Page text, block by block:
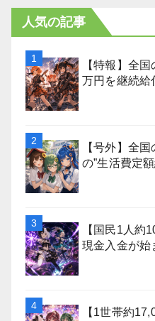
人気の記事
【特報】全
万円を継続給
【号外】全
の”生活費定
【国民1人約
現金入金が始
【1世帯約